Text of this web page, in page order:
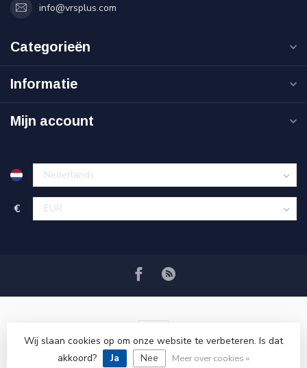
info@vrsplus.com
Categorieën
Informatie
Mijn account
€
© Copyright 2026 VRSPLUS
Wij slaan cookies op om onze website te verbeteren. Is dat
akkoord?
Ja Nee Meer over cookies »